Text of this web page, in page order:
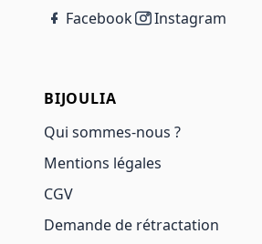
Facebook
Instagram
BIJOULIA
Qui sommes-nous ?
Mentions légales
CGV
Demande de rétractation